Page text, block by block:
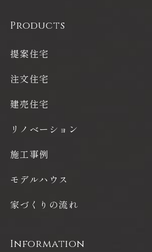
Products
提案住宅
注文住宅
建売住宅
リノベーション
施工事例
モデルハウス
家づくりの流れ
Information